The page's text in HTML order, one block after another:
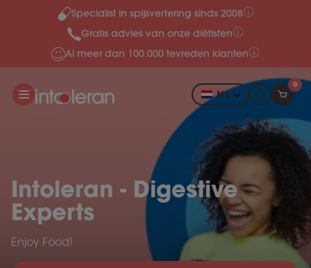
Meteen naar de content
Specialist in spijsvertering sinds 2008
Gratis advies van onze diëtisten
Al meer dan 100.000 tevreden klanten
NL
0
Intoleran - Digestive
Experts
Enjoy Food!